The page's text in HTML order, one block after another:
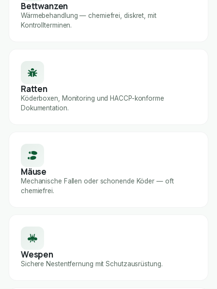
Bettwanzen
Wärmebehandlung — chemiefrei, diskret, mit
Kontrollterminen.
Ratten
Köderboxen, Monitoring und HACCP-konforme
Dokumentation.
Mäuse
Mechanische Fallen oder schonende Köder — oft
chemiefrei.
Wespen
Sichere Nestentfernung mit Schutzausrüstung.